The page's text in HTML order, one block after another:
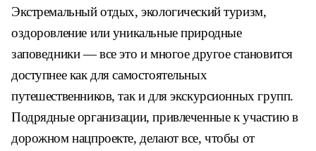
Экстремальный отдых, экологический туризм,
оздоровление или уникальные природные
заповедники — все это и многое другое становится
доступнее как для самостоятельных
путешественников, так и для экскурсионных групп.
Подрядные организации, привлеченные к участию в
дорожном нацпроекте, делают все, чтобы от